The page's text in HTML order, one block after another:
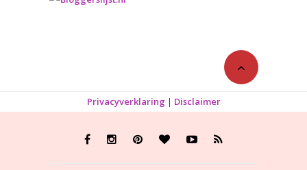
Privacyverklaring | Disclaimer